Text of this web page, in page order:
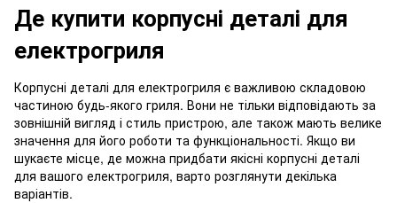
Де купити корпусні деталі для
електрогриля
Корпусні деталі для електрогриля є важливою складовою
частиною будь-якого гриля. Вони не тільки відповідають за
зовнішній вигляд і стиль пристрою, але також мають велике
значення для його роботи та функціональності. Якщо ви
шукаєте місце, де можна придбати якісні корпусні деталі
для вашого електрогриля, варто розглянути декілька
варіантів.